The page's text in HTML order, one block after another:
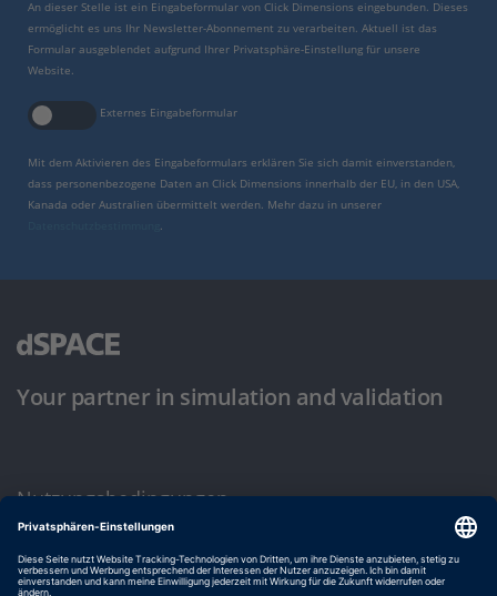
An dieser Stelle ist ein Eingabeformular von Click Dimensions eingebunden. Dieses
ermöglicht es uns Ihr Newsletter-Abonnement zu verarbeiten. Aktuell ist das
Formular ausgeblendet aufgrund Ihrer Privatsphäre-Einstellung für unsere
Website.
Externes Eingabeformular
Mit dem Aktivieren des Eingabeformulars erklären Sie sich damit einverstanden,
dass personenbezogene Daten an Click Dimensions innerhalb der EU, in den USA,
Kanada oder Australien übermittelt werden. Mehr dazu in unserer
.
Your partner in simulation and validation
Nutzungsbedingungen